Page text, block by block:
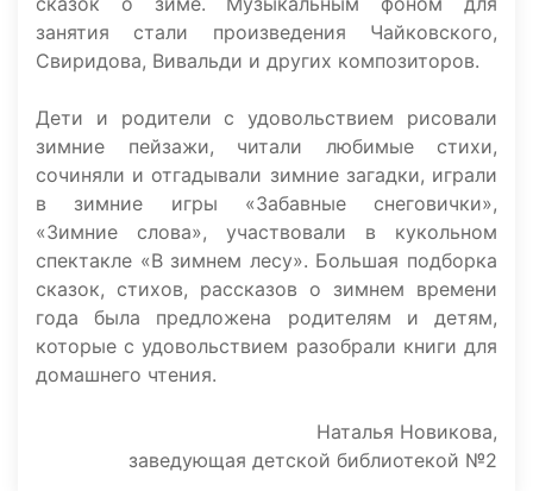
занятия стали произведения Чайковского,
Свиридова, Вивальди и других композиторов.
Дети и родители с удовольствием рисовали
зимние пейзажи, читали любимые стихи,
сочиняли и отгадывали зимние загадки, играли
в зимние игры «Забавные снеговички»,
«Зимние слова», участвовали в кукольном
спектакле «В зимнем лесу». Большая подборка
сказок, стихов, рассказов о зимнем времени
года была предложена родителям и детям,
которые с удовольствием разобрали книги для
домашнего чтения.
Наталья Новикова,
заведующая детской библиотекой №2